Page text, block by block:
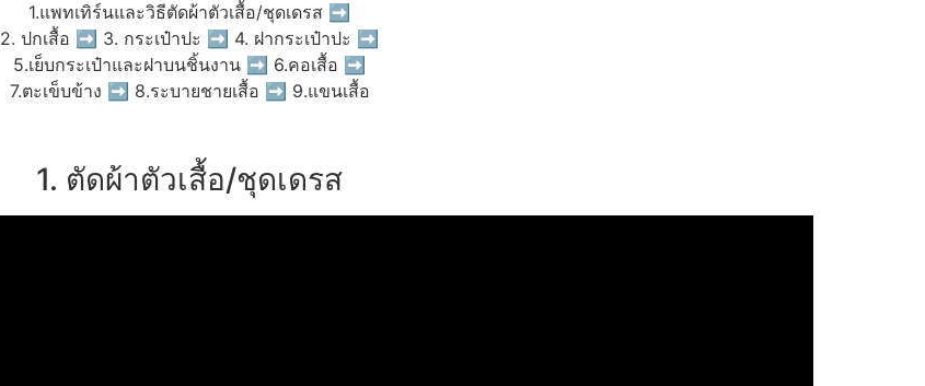
1.แพทเทิร์นและวิธีตัดผ้าตัวเสื้อ/ชุดเดรส ➡
2. ปกเสื้อ ➡ 3. กระเป๋าปะ ➡ 4. ฝากระเป๋าปะ ➡
5.เย็บกระเป๋าและฝาบนชิ้นงาน ➡ 6.คอเสื้อ ➡
7.ตะเข็บข้าง ➡ 8.ระบายชายเสื้อ ➡ 9.แขนเสื้อ
1. ตัดผ้าตัวเสื้อ/ชุดเดรส